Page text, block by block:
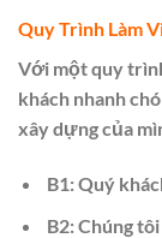
​Quy Trình Làm
Với một quy
khách nhanh
xây dựng của
B1: Quý
B2: Chúng